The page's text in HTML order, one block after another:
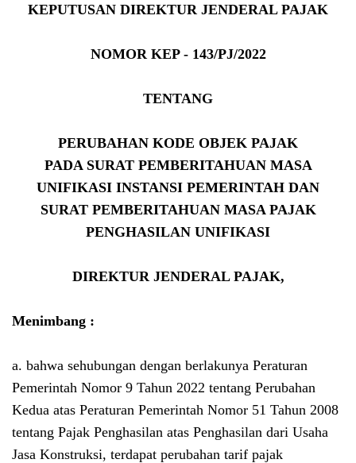
KEPUTUSAN DIREKTUR JENDERAL PAJAK
NOMOR KEP - 143/PJ/2022
TENTANG
PERUBAHAN KODE OBJEK PAJAK
PADA SURAT PEMBERITAHUAN MASA
UNIFIKASI INSTANSI PEMERINTAH DAN
SURAT PEMBERITAHUAN MASA PAJAK
PENGHASILAN UNIFIKASI
DIREKTUR JENDERAL PAJAK,
Menimbang :
a. bahwa sehubungan dengan berlakunya Peraturan
Pemerintah Nomor 9 Tahun 2022 tentang Perubahan
Kedua atas Peraturan Pemerintah Nomor 51 Tahun 2008
tentang Pajak Penghasilan atas Penghasilan dari Usaha
Jasa Konstruksi, terdapat perubahan tarif pajak